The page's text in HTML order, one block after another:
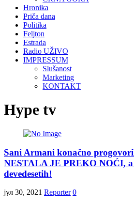
Hronika
Priča dana
Politika
Feljton
Estrada
Radio UŽIVO
IMPRESSUM
Slušanost
Marketing
KONTAKT
Hype tv
Sani Armani konačno
NESTALA JE PREKO NOĆI, a
devedesetih!
јул 30, 2021 Reporter 0